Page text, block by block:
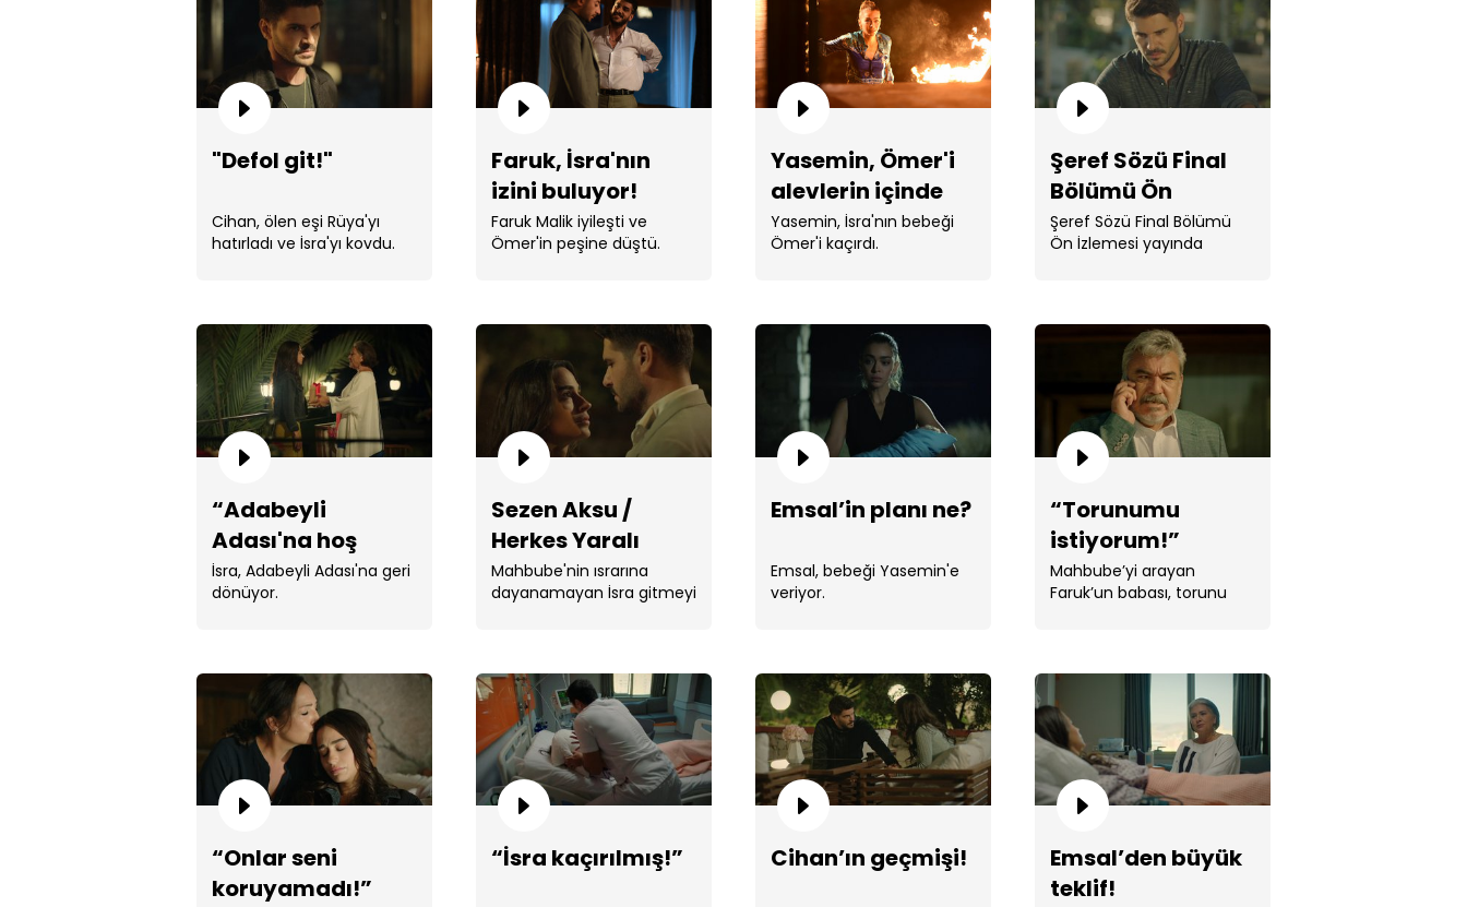
Oj E Aseman / Muhammed
İsfahani
“Adabeyli Adası'na hoş geldin!”
Denizdeki kandiller...
"Defol git!"
Cihan, ölen eşi Rüya'yı
hatırladı ve İsra'yı kovdu.
Faruk, İsra'nın
izini buluyor!
Faruk Malik iyileşti ve
Ömer'in peşine düştü.
Yasemin, Ömer'i
alevlerin içinde
bırakıyor!
Yasemin, İsra'nın bebeği
Ömer'i kaçırdı.
Şeref Sözü Final
Bölümü Ön
İzlemesi
Şeref Sözü Final Bölümü
Ön İzlemesi yayında
“Adabeyli
Adası'na hoş
geldin!”
İsra, Adabeyli Adası'na geri
dönüyor.
Sezen Aksu /
Herkes Yaralı
Mahbube'nin ısrarına
dayanamayan İsra gitmeyi
Emsal’in planı ne?
Emsal, bebeği Yasemin'e
veriyor.
“Torunumu
istiyorum!”
Mahbube’yi arayan
Faruk’un babası, torunu
“Onlar seni
koruyamadı!”
“İsra kaçırılmış!” Cihan’ın geçmişi!
Emsal’den büyük
teklif!